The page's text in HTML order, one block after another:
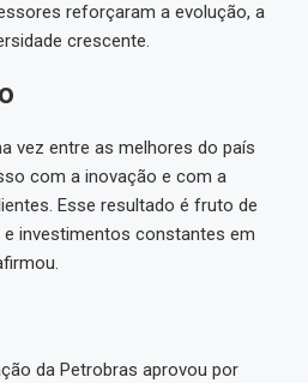
reforçaram a evolução, a
crescente.
vez entre as melhores do país
com a inovação e com a
Esse resultado é fruto de
investimentos constantes em
da Petrobras aprovou por